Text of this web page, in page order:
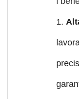
1.